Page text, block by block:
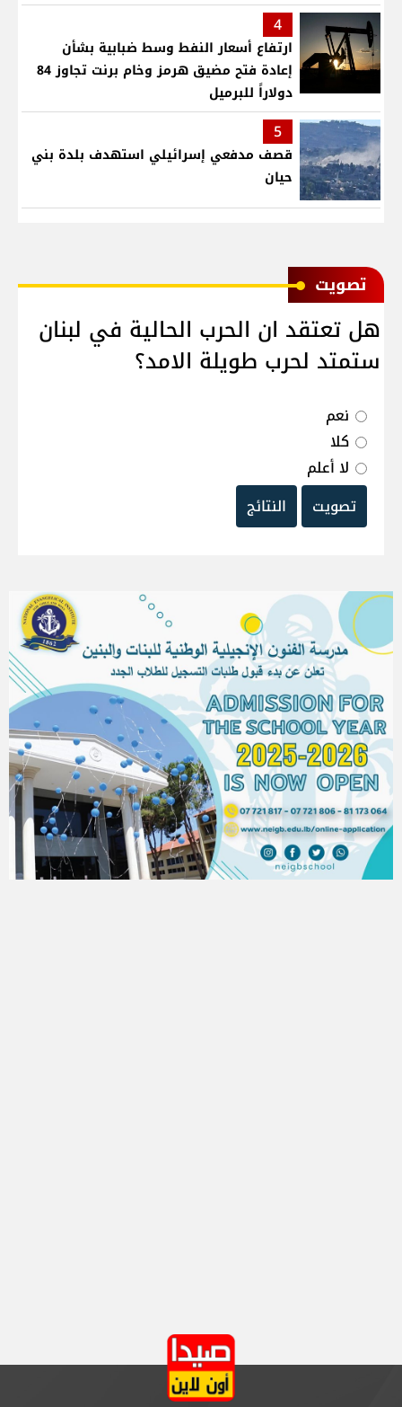
4
ارتفاع أسعار النفط وسط ضبابية بشأن
إعادة فتح مضيق هرمز وخام برنت تجاوز 84
دولاراً للبرميل
5
قصف مدفعي إسرائيلي استهدف بلدة بني
حيان
ﺗﺼﻮﻳﺖ
هل تعتقد ان الحرب الحالية في لبنان
ستمتد لحرب طويلة الامد؟
نعم
كلا
لا أعلم
تصويت
النتائج